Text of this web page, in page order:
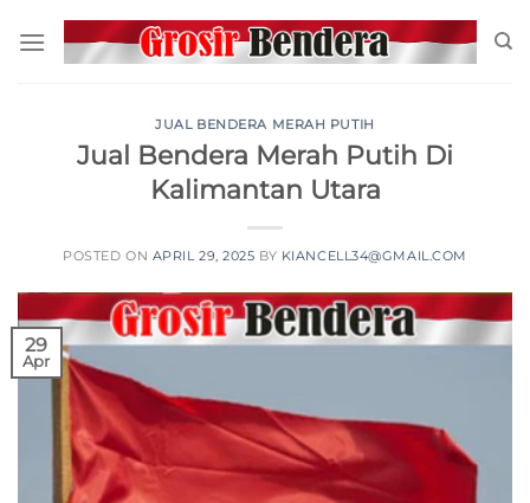
JUAL BENDERA MERAH PUTIH
Jual Bendera Merah Putih Di
Kalimantan Utara
POSTED ON APRIL 29, 2025 BY KIANCELL34@GMAIL.COM
29
Apr